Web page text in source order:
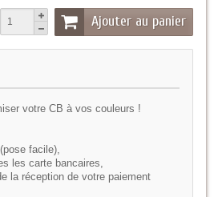
Ajouter au panier
votre CB à vos couleurs !
facile),
les carte bancaires,
la réception de votre paiement